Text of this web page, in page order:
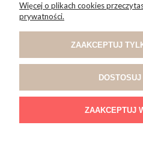
O
Więcej o plikach cookies
prywatności.
ZAAKCEPTUJ
ZAAKCEPTUJ